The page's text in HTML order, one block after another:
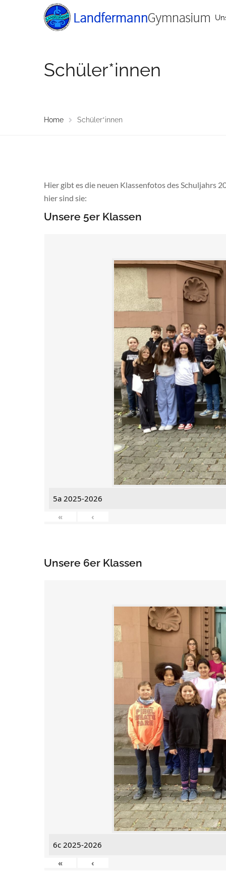
Schüler*innen
Home Schüler*innen
Hier gibt es die neuen Klassenfotos des Schuljahrs
hier sind sie:
Unsere 5er Klassen
5a 2025-2026
«
‹
Unsere 6er Klassen
6c 2025-2026
«
‹